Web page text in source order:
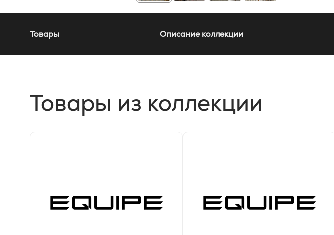
Товары Описание коллекции
Товары из коллекции